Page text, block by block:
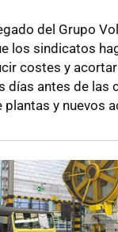
del Grupo
los sindicatos
costes y
días antes de las
plantas y nuevos